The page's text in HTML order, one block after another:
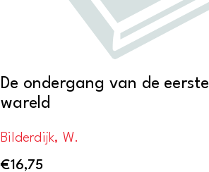
De ondergang van de eerste
wareld
Bilderdijk, W.
€16,75